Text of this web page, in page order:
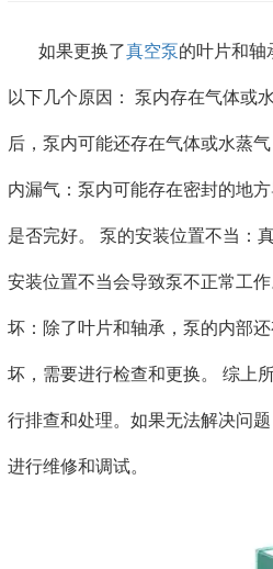
如果更换了真空泵的叶片和轴
以下几个原因： 泵内存在气体或
后，泵内可能还存在气体或水蒸
内漏气：泵内可能存在密封的地
是否完好。 泵的安装位置不当：
安装位置不当会导致泵不正常工
坏：除了叶片和轴承，泵的内部
坏，需要进行检查和更换。 综上
行排查和处理。如果无法解决问
进行维修和调试。